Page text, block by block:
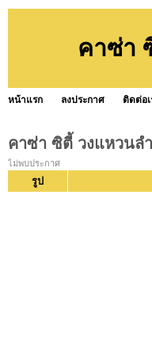
คาซ่า
หน้าแรก ลงประกาศ ติดต่อเ
คาซ่า ซิตี้ วงแหวนล
ไม่พบประกาศ
รูป